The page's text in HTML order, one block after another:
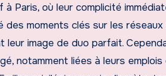
Paris, où leur complicité
des moments clés sur les
leur image de duo parfait.
notamment liées à leurs